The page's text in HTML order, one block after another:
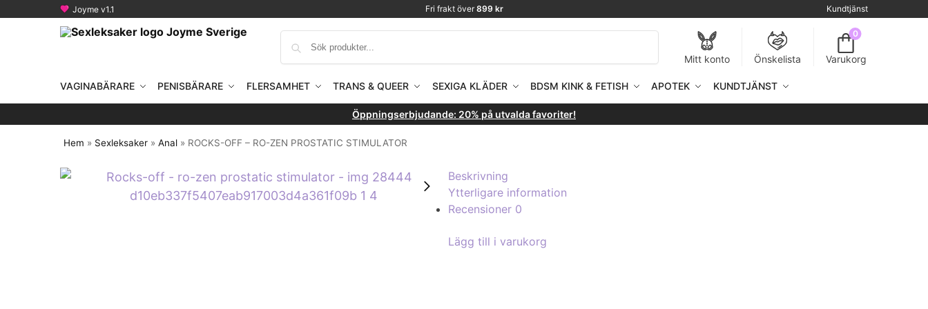
Joyme v1.1 Fri frakt över 899 kr Kundtjänst
Mitt konto
Önskelista
0
Varukorg
VAGINABÄRARE PENISBÄRARE FLERSAMHET TRANS & QUEER SEXIGA KLÄDER BDSM KINK & FETISH APOTEK KUNDTJÄNST
Öppningserbjudande: 20% på utvalda favoriter!
Hem » Sexleksaker »Anal » ROCKS-OFF – RO-ZEN PROSTATIC STIMULATOR
Beskrivning
Ytterligare information
Recensioner 0
Lägg till i varukorg